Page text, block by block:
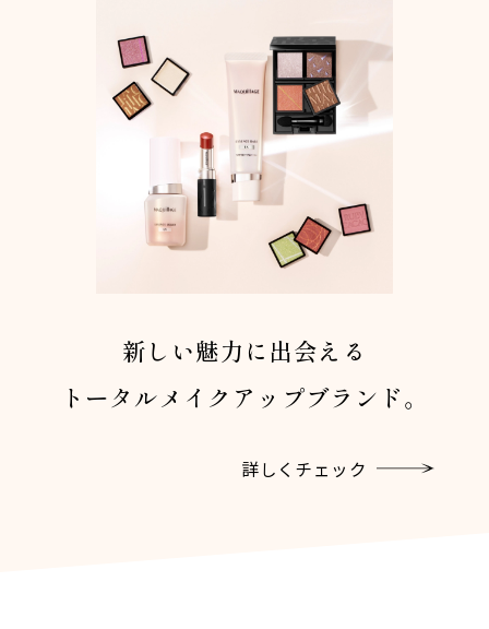
新しい魅力に出会える
トータルメイクアップブランド。
詳しくチェック